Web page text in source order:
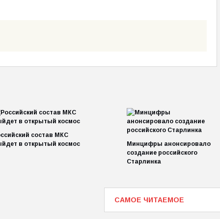
состав МКС
в открытый космос
Минцифры анонсировало
создание российского
Старлинка
САМОЕ ЧИТАЕМОЕ